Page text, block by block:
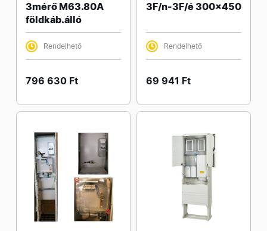
3mérő M63.80A
földkáb.álló
Rendelhető
796 630 Ft
3F/n-3F/é 300x450
Rendelhető
69 941 Ft